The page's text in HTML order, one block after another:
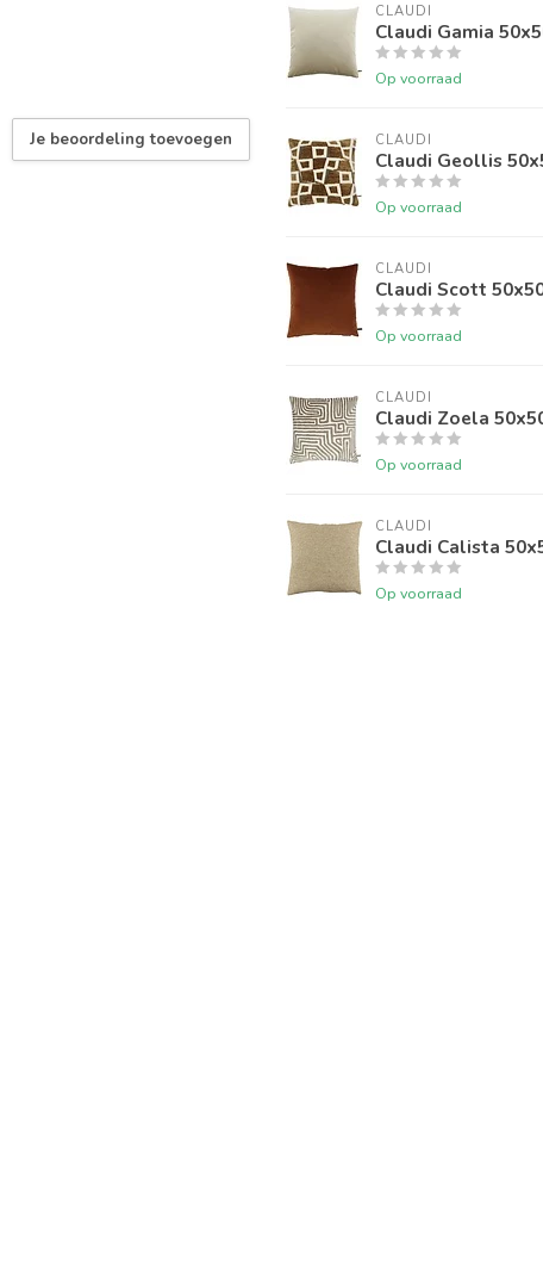
Je beoordeling toevoegen
CLAUDI
Claudi Gamia
Op voorraad
CLAUDI
Claudi Geollis
Op voorraad
CLAUDI
Claudi Scott
Op voorraad
CLAUDI
Claudi Zoela
Op voorraad
CLAUDI
Claudi Calista
Op voorraad